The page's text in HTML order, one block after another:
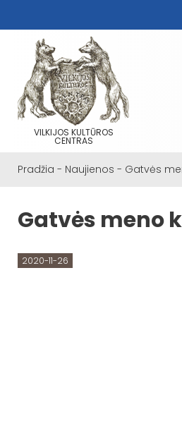
VILKIJOS KULTŪROS
CENTRAS
Pradžia - Naujienos - Gatvės
Gatvės meno
2020-11-26